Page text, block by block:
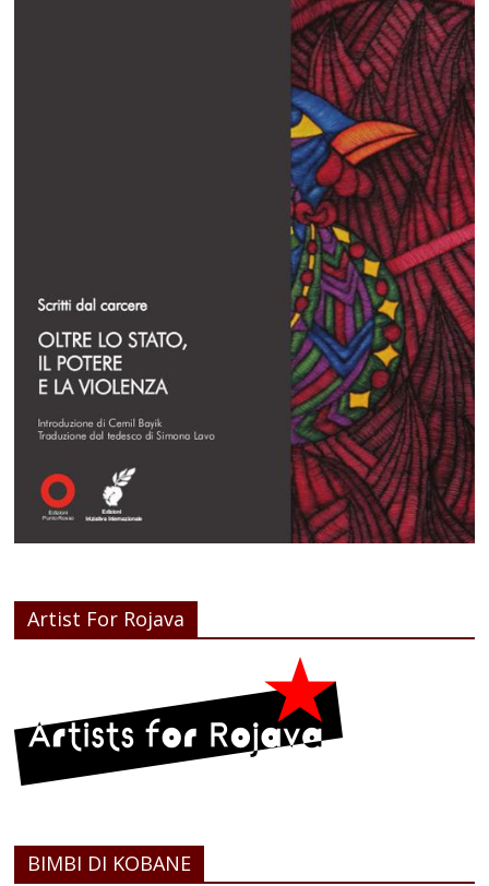
Artist For Rojava
BIMBI DI KOBANE